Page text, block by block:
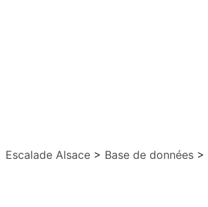
Escalade Alsace > Base de données >